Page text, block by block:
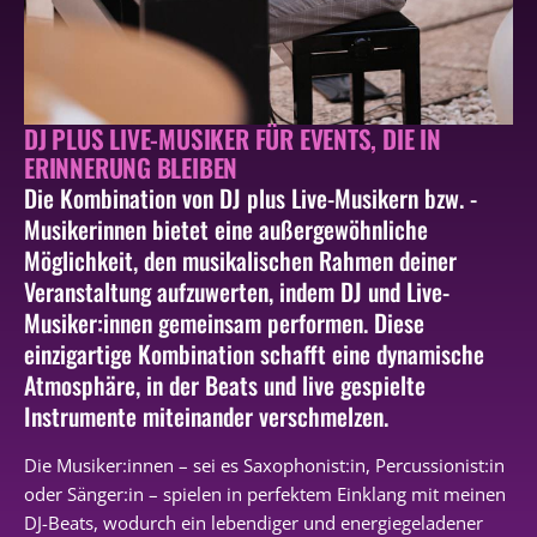
DJ PLUS LIVE-MUSIKER FÜR EVENTS, DIE IN
ERINNERUNG BLEIBEN
Die Kombination von DJ plus Live-Musikern bzw. -
Musikerinnen bietet eine außergewöhnliche
Möglichkeit, den musikalischen Rahmen deiner
Veranstaltung aufzuwerten, indem DJ und Live-
Musiker:innen gemeinsam performen. Diese
einzigartige Kombination schafft eine dynamische
Atmosphäre, in der Beats und live gespielte
Instrumente miteinander verschmelzen.
Die Musiker:innen – sei es Saxophonist:in, Percussionist:in
oder Sänger:in – spielen in perfektem Einklang mit meinen
DJ-Beats, wodurch ein lebendiger und energiegeladener